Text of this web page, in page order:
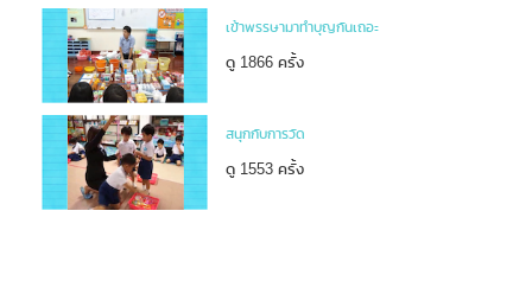
เข้าพรรษามาทำบุญกันเถอะ
ดู 1866 ครั้ง
สนุกกับการวัด
ดู 1553 ครั้ง